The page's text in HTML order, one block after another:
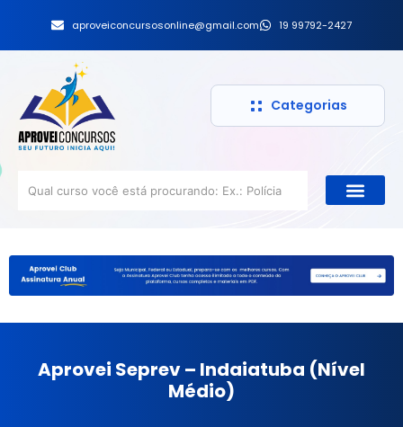
aproveiconcursosonline@gmail.com 19 99792-2427
Categorias
Aprovei Seprev – Indaiatuba (Nível
Médio)